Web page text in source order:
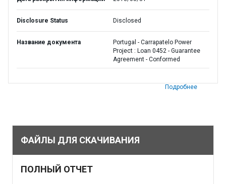
Disclosure Status Disclosed
Название документа
Portugal - Carrapatelo Power
Project : Loan 0452 - Guarantee
Agreement - Conformed
Подробнее
ФАЙЛЫ ДЛЯ СКАЧИВАНИЯ
ПОЛНЫЙ ОТЧЕТ